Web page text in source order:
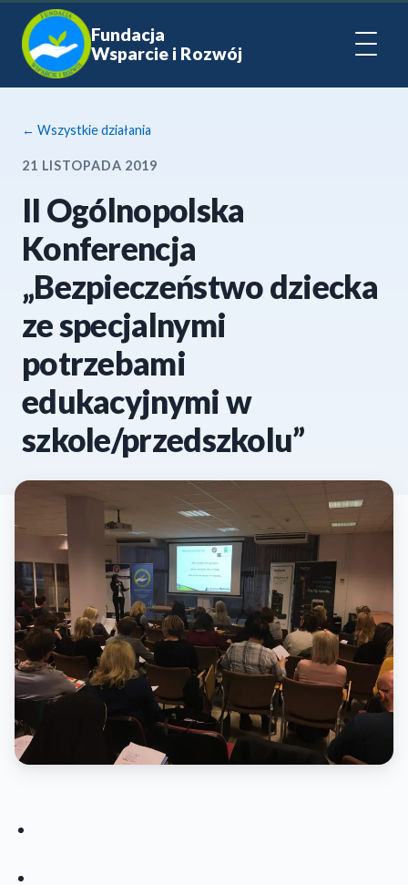
Fundacja
Wsparcie i Rozwój
← Wszystkie działania
21 LISTOPADA 2019
II Ogólnopolska
Konferencja
„Bezpieczeństwo dziecka
ze specjalnymi
potrzebami
edukacyjnymi w
szkole/przedszkolu”